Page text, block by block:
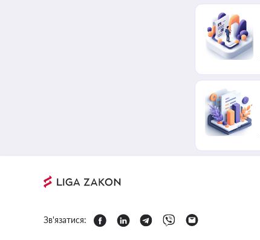
Зв'язатися: